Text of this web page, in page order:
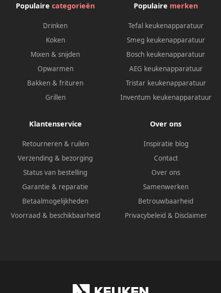
Populaire categorieën
Drinken
Koken
Mixen & snijden
Opwarmen
Bakken & frituren
Grillen
Populaire merken
Tefal keukenapparatuur
Smeg keukenapparatuur
Bosch keukenapparatuur
AEG keukenapparatuur
Tristar keukenapparatuur
Inventum keukenapparatuur
Klantenservice
Retourneren & ruilen
Verzending & bezorging
Status van bestelling
Garantie & reparatie
Betaalmogelijkheden
Voorraad & beschikbaarheid
Over ons
Inspiratie blog
Contact
Over ons
Samenwerken
Betrouwbaarheid
Privacybeleid & Disclaimer